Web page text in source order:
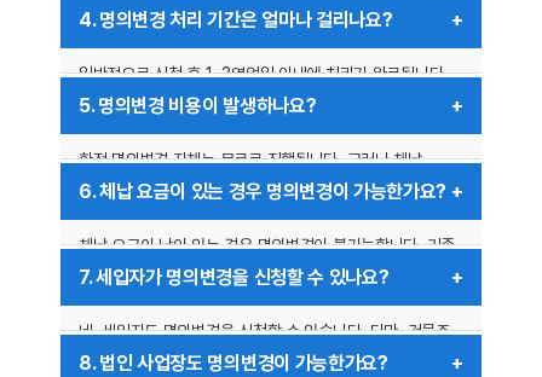
– 임대차 계약서 또는 건물 등기부등본 (해당 시)
필요합니다.
수 있습니다. 공인인증서 또는 간편 인증을 사용하여 본인
확인 후 진행이 가능합니다.
4. 명의변경 처리 기간은 얼마나 걸리나요?
일반적으로 신청 후 1~3영업일 이내에 처리가 완료됩니다.
다만, 신청이 몰리는 시기나 서류 미비 시 처리 기간이
길어질 수 있습니다.
5. 명의변경 비용이 발생하나요?
한전 명의변경 자체는 무료로 진행됩니다. 그러나 체납
요금이 있을 경우 이를 정산해야 명의변경이 가능합니다.
6. 체납 요금이 있는 경우 명의변경이 가능한가요?
체납 요금이 남아 있는 경우 명의변경이 불가능합니다. 기존
명의자가 요금을 모두 납부해야 변경이 가능합니다.
7. 세입자가 명의변경을 신청할 수 있나요?
네, 세입자도 명의변경을 신청할 수 있습니다. 다만, 건물주
(임대인)의 동의서 또는 임대차 계약서를 제출해야 합니다.
8. 법인 사업장도 명의변경이 가능한가요?